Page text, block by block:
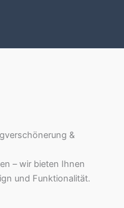
&
– wir bieten Ihnen
und Funktionalität.